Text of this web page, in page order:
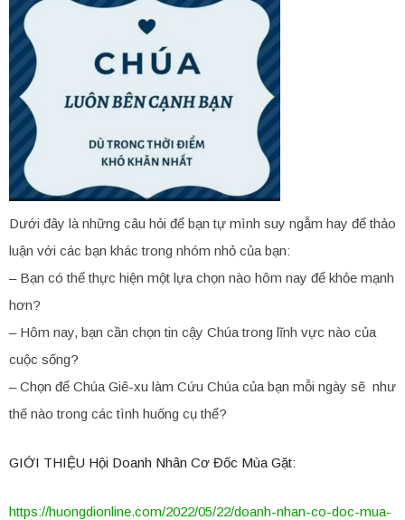
Dưới đây là những câu hỏi để bạn tự mình suy ngẫm hay để thảo
luận với các bạn khác trong nhóm nhỏ của bạn:
– Bạn có thể thực hiện một lựa chọn nào hôm nay để khỏe mạnh
hơn?
– Hôm nay, bạn cần chọn tin cậy Chúa trong lĩnh vực nào của
cuộc sống?
– Chọn để Chúa Giê-xu làm Cứu Chúa của bạn mỗi ngày sẽ như
thế nào trong các tình huống cụ thể?
GIỚI THIỆU Hội Doanh Nhân Cơ Đốc Mùa Gặt:
https://huongdionline.com/2022/05/22/doanh-nhan-co-doc-mua-